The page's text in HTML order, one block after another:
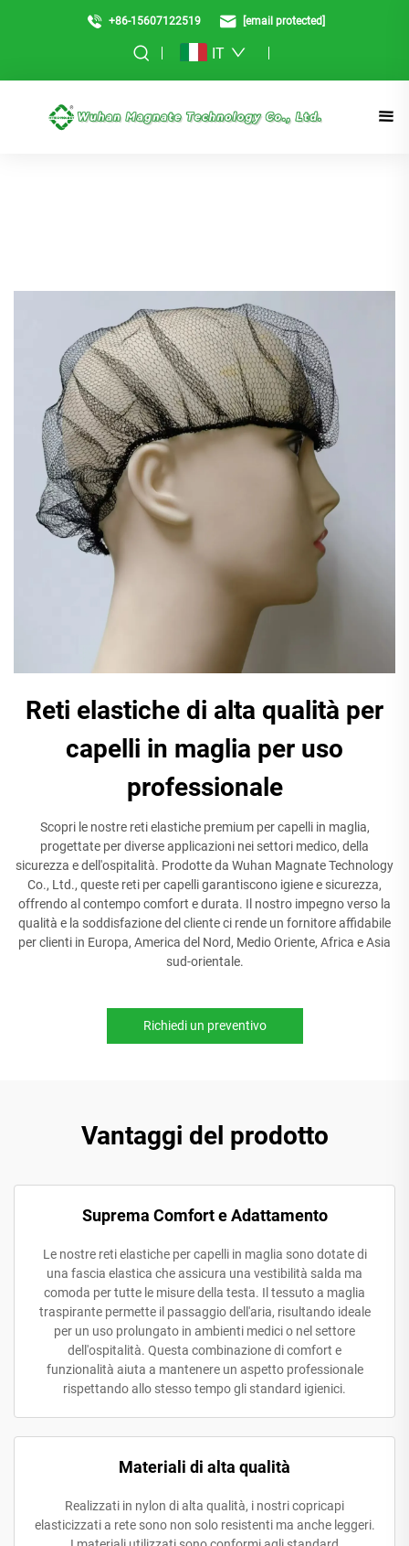
+86-15607122519 [email protected]
IT
Reti elastiche di alta qualità per
capelli in maglia per uso
professionale
Scopri le nostre reti elastiche premium per capelli in maglia,
progettate per diverse applicazioni nei settori medico, della
sicurezza e dell'ospitalità. Prodotte da Wuhan Magnate Technology
Co., Ltd., queste reti per capelli garantiscono igiene e sicurezza,
offrendo al contempo comfort e durata. Il nostro impegno verso la
qualità e la soddisfazione del cliente ci rende un fornitore affidabile
per clienti in Europa, America del Nord, Medio Oriente, Africa e Asia
sud-orientale.
Richiedi un preventivo
Vantaggi del prodotto
Suprema Comfort e Adattamento
Le nostre reti elastiche per capelli in maglia sono dotate di
una fascia elastica che assicura una vestibilità salda ma
comoda per tutte le misure della testa. Il tessuto a maglia
traspirante permette il passaggio dell'aria, risultando ideale
per un uso prolungato in ambienti medici o nel settore
dell'ospitalità. Questa combinazione di comfort e
funzionalità aiuta a mantenere un aspetto professionale
rispettando allo stesso tempo gli standard igienici.
Materiali di alta qualità
Realizzati in nylon di alta qualità, i nostri copricapi
elasticizzati a rete sono non solo resistenti ma anche leggeri.